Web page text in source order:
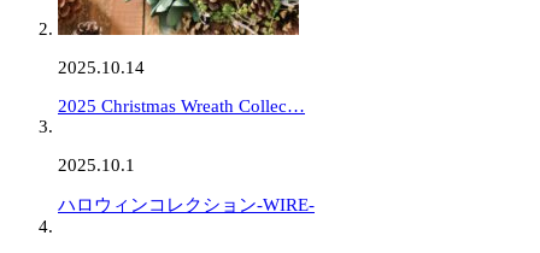
2025.10.14
2025 Christmas Wreath Collec…
2025.10.1
ハロウィンコレクション-WIRE-